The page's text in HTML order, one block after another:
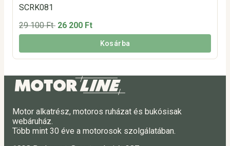
SCRK081
29 100 Ft 26 200 Ft
Kosárba
Motor alkatrész, motoros ruházat és bukósisak
webáruház.
Több mint 30 éve a motorosok szolgálatában.